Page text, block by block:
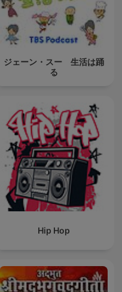
ジェーン・スー 生活は踊
る
Hip Hop